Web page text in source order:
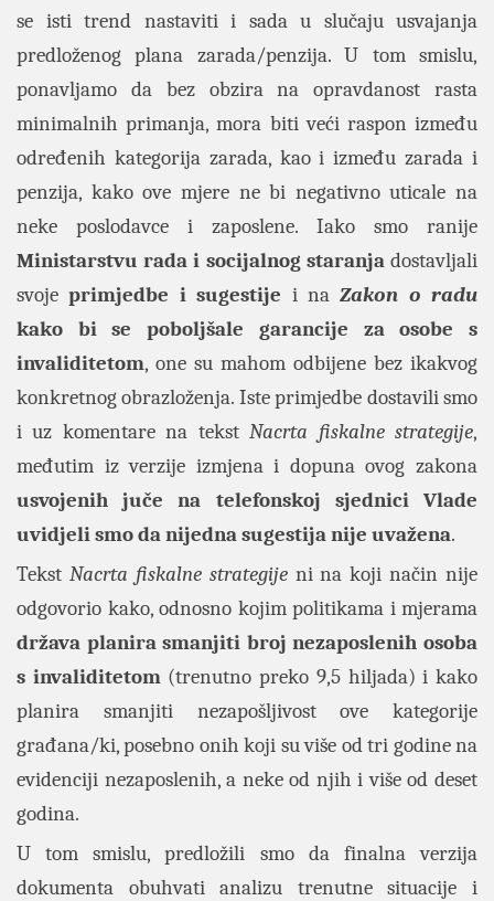
se isti trend nastaviti i sada u slučaju usvajanja
predloženog plana zarada/penzija. U tom smislu,
ponavljamo da bez obzira na opravdanost rasta
minimalnih primanja, mora biti veći raspon između
određenih kategorija zarada, kao i između zarada i
penzija, kako ove mjere ne bi negativno uticale na
neke poslodavce i zaposlene. Iako smo ranije
Ministarstvu rada i socijalnog staranjadostavljali
svojeprimjedbe i sugestije i naZakon o radu
kako bi se poboljšale garancije za osobe s
invaliditetom, one su mahom odbijene bez ikakvog
konkretnog obrazloženja. Iste primjedbe dostavili smo
i uz komentare na tekstNacrta fiskalne strategije,
međutim iz verzije izmjena i dopuna ovog zakona
usvojenih juče na telefonskoj sjednici Vlade
uvidjeli smo da nijedna sugestija nije uvažena.
Tekst Nacrta fiskalne strategijeni na koji način nije
odgovorio kako, odnosno kojim politikama i mjerama
država planira smanjiti broj nezaposlenih osoba
s invaliditetom(trenutno preko 9,5 hiljada) i kako
planira smanjiti nezapošljivost ove kategorije
građana/ki, posebno onih koji su više od tri godine na
evidenciji nezaposlenih, a neke od njih i više od deset
godina.
U tom smislu, predložili smo da finalna verzija
dokumenta obuhvati analizu trenutne situacije i